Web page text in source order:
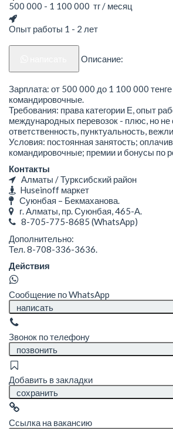
500 000 - 1 100 000 тг / месяц
Опыт работы 1 - 2 лет
Описание:
Зарплата: от 500 000 до 1 100 000
командировочные.
Требования: права категории Е, опыт
международных перевозок - плюс, но не
ответственность, пунктуальность,
Условия: постоянная занятость;
командировочные; премии и бонусы по
Контакты
Алматы / Турксибский район
Huseinoff маркет
Суюнбая – Бекмаханова.
г. Алматы, пр. Суюнбая, 465-А.
8-705-775-8685 (WhatsApp)
Дополнительно:
Тел. 8-708-336-3636.
Действия
Сообщение по WhatsApp
написать
Звонок по телефону
позвонить
Добавить в закладки
сохранить
Ссылка на вакансию